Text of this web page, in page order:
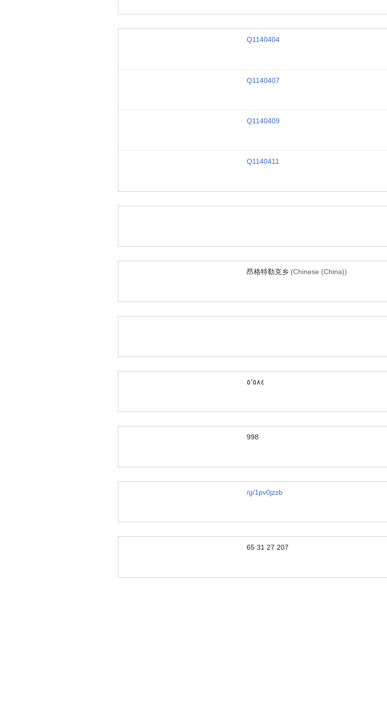
Q1140404
Q1140407
Q1140409
Q1140411
昂格特勒克乡 (Chinese (China))
٥٬٥٨٤
998
/g/1pv0jzzb
65 31 27 207